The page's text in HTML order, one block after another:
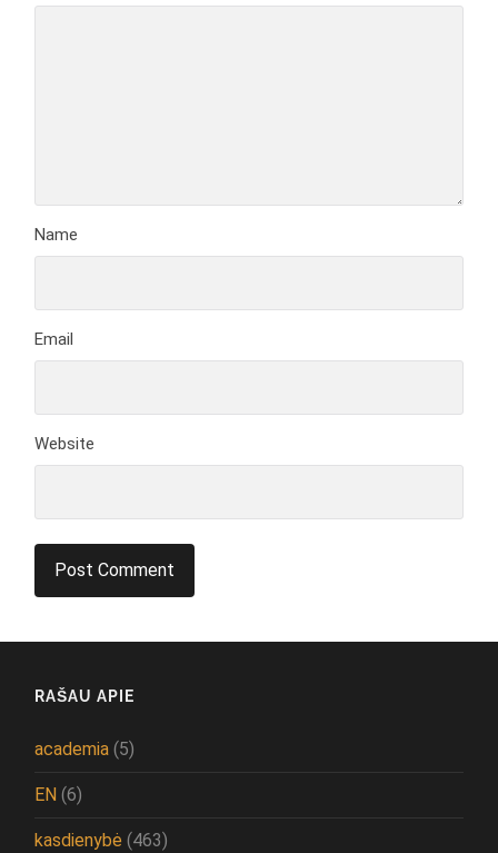
Name
Email
Website
RAŠAU APIE
academia (5)
EN (6)
kasdienybė (463)